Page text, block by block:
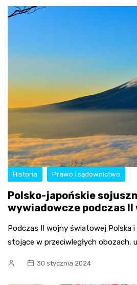
Historia Prawo i sądownictwo
Polsko-japońskie
wywiadowcze podczas
Podczas II wojny światowej Polska
stojące w przeciwległych obozach,
30 stycznia 2024